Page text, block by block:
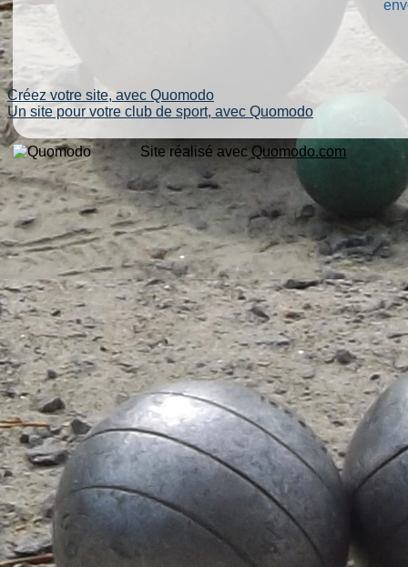
Créez votre site, avec Quomodo
Un site pour votre club de sport, avec Quomodo
Site réalisé avecQuomodo.com